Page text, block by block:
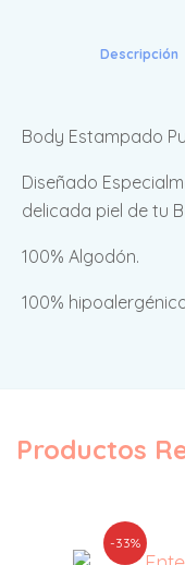
Descripción
Body Estampado
Diseñado
delicada piel de tu
100% Algodón.
100%
Productos
-33%